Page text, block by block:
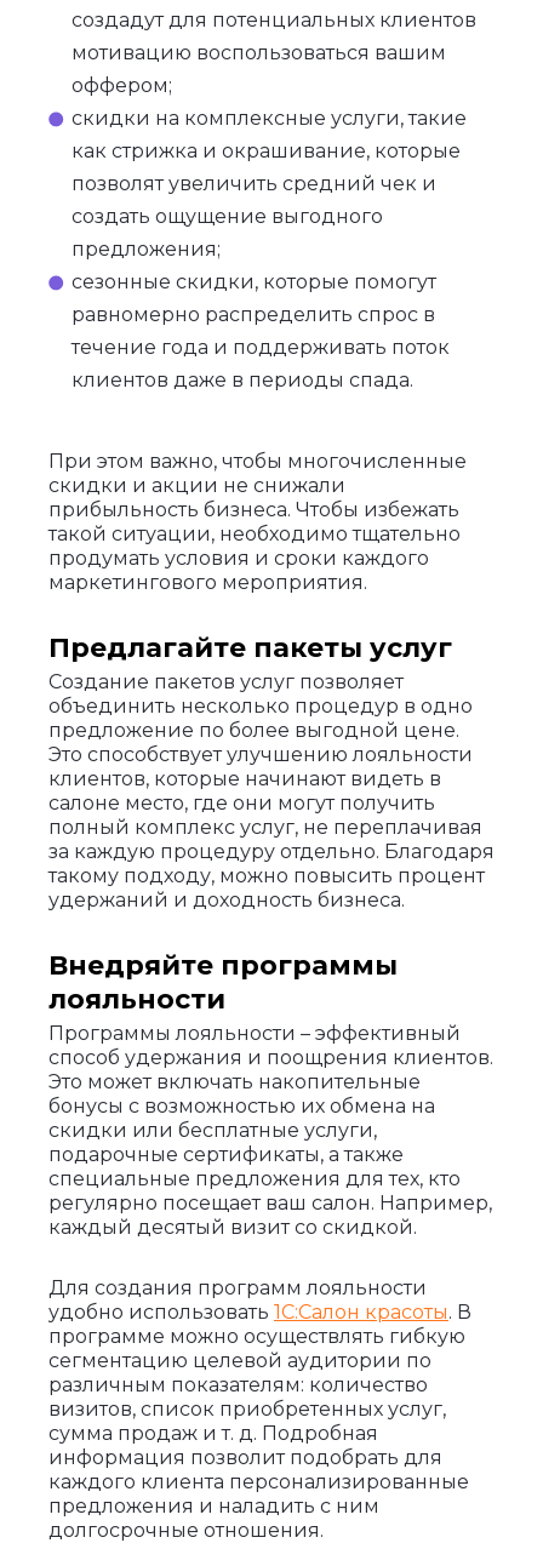
создадут для потенциальных клиентов
мотивацию воспользоваться вашим
оффером;
скидки на комплексные услуги, такие
как стрижка и окрашивание, которые
позволят увеличить средний чек и
создать ощущение выгодного
предложения;
сезонные скидки, которые помогут
равномерно распределить спрос в
течение года и поддерживать поток
клиентов даже в периоды спада.
При этом важно, чтобы многочисленные
скидки и акции не снижали
прибыльность бизнеса. Чтобы избежать
такой ситуации, необходимо тщательно
продумать условия и сроки каждого
маркетингового мероприятия.
Предлагайте пакеты услуг
Создание пакетов услуг позволяет
объединить несколько процедур в одно
предложение по более выгодной цене.
Это способствует улучшению лояльности
клиентов, которые начинают видеть в
салоне место, где они могут получить
полный комплекс услуг, не переплачивая
за каждую процедуру отдельно. Благодаря
такому подходу, можно повысить процент
удержаний и доходность бизнеса.
Внедряйте программы
лояльности
Программы лояльности – эффективный
способ удержания и поощрения клиентов.
Это может включать накопительные
бонусы с возможностью их обмена на
скидки или бесплатные услуги,
подарочные сертификаты, а также
специальные предложения для тех, кто
регулярно посещает ваш салон. Например,
каждый десятый визит со скидкой.
Для создания программ лояльности
удобно использовать 1С:Салон красоты. В
программе можно осуществлять гибкую
сегментацию целевой аудитории по
различным показателям: количество
визитов, список приобретенных услуг,
сумма продаж и т. д. Подробная
информация позволит подобрать для
каждого клиента персонализированные
предложения и наладить с ним
долгосрочные отношения.